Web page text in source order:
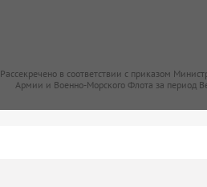
Рассекречено в соответствии с приказом
Армии и Военно-Морского Флота за период